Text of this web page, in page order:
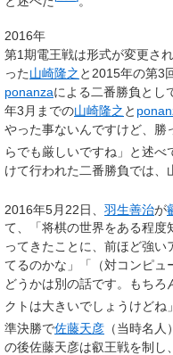
2016年
第1期電王戦は形式が変更さ
った山崎隆之 と2015年の第3
ponanzaによる二番勝負とし
年3月までの山崎隆之 と
やった事ないんですけど、勝
らでも厳しいですね」と述べ
けて行われた二番勝負では、
2016年5月22日、 羽生善治が
て、「将棋の世界をある程度
ってきたことに、前ほど強い
てるのかな」「（対コンピ
どうかは別の話です。もち
クトは大きいでしょうけどね
準決勝で佐藤天彦 （当時名
の後佐藤天彦は叡王戦を制